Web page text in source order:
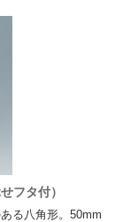
フタ付）
る八角形。50mm